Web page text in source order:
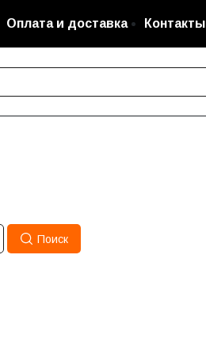
Оплата и доставка Контакты
Поиск